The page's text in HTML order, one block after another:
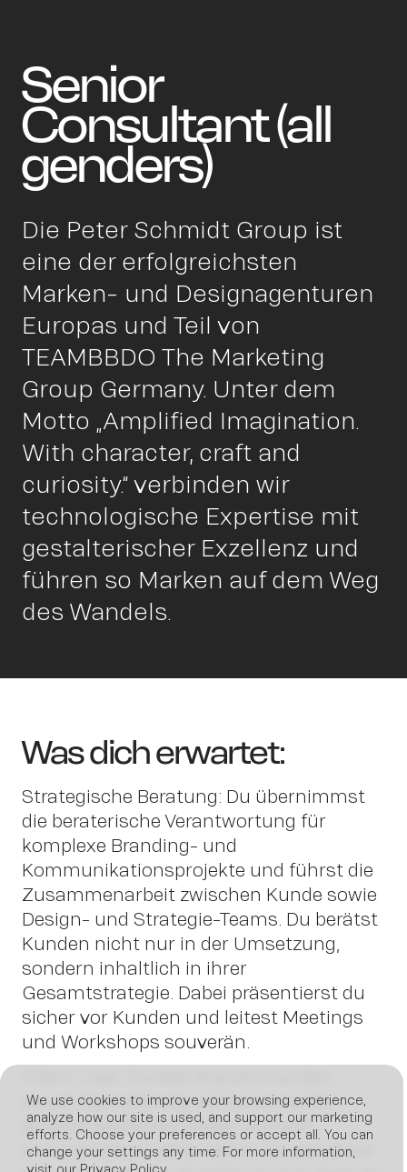
News
Senior
Consultant (all
genders)
Die Peter Schmidt Group ist
eine der erfolgreichsten
Marken- und Designagenturen
Europas und Teil von
TEAMBBDO The Marketing
Group Germany. Unter dem
Motto „Amplified Imagination.
With character, craft and
curiosity.“ verbinden wir
technologische Expertise mit
gestalterischer Exzellenz und
führen so Marken auf dem Weg
des Wandels.
Was dich erwartet:
Strategische Beratung: Du übernimmst
die beraterische Verantwortung für
komplexe Branding- und
Kommunikationsprojekte und führst die
Zusammenarbeit zwischen Kunde sowie
Design- und Strategie-Teams. Du berätst
Kunden nicht nur in der Umsetzung,
sondern inhaltlich in ihrer
Gesamtstrategie. Dabei präsentierst du
sicher vor Kunden und leitest Meetings
und Workshops souverän.
baust eigenständig vertrauensvolle,
langfristige Beziehungen auf und
entwickelst sie aktiv weiter. Du verstehst
We use cookies to improve your browsing experience,
analyze how our site is used, and support our marketing
efforts. Choose your preferences or accept all. You can
change your settings any time. For more information,